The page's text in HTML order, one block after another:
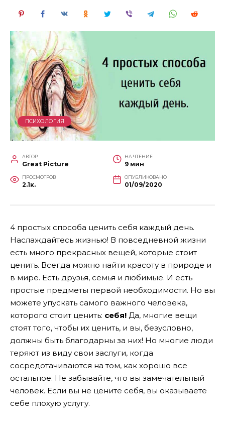
ПСИХОЛОГИЯ
АВТОР
Great Picture
НА ЧТЕНИЕ
9 мин
ПРОСМОТРОВ
2.1к.
ОПУБЛИКОВАНО
01/09/2020
4 простых способа ценить себя каждый день.
Наслаждайтесь жизнью! В повседневной жизни
есть много прекрасных вещей, которые стоит
ценить. Всегда можно найти красоту в природе и
в мире. Есть друзья, семья и любимые. И есть
простые предметы первой необходимости. Но вы
можете упускать самого важного человека,
которого стоит ценить: себя! Да, многие вещи
стоят того, чтобы их ценить, и вы, безусловно,
должны быть благодарны за них! Но многие люди
теряют из виду свои заслуги, когда
сосредотачиваются на том, как хорошо все
остальное. Не забывайте, что вы замечательный
человек. Если вы не цените себя, вы оказываете
себе плохую услугу.